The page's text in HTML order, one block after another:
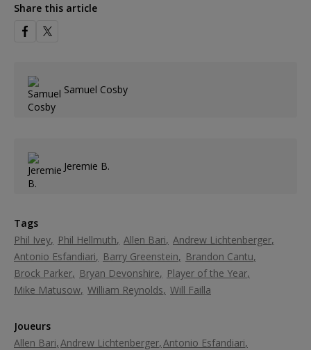
Share this article
Samuel Cosby
Jeremie B.
Tags
Phil Ivey
Phil Hellmuth Allen Bari Andrew Lichtenberger
Antonio Esfandiari
Barry Greenstein
Brandon Cantu
Brock Parker
Bryan Devonshire
Player of the Year
Mike Matusow William Reynolds Will Failla
Joueurs
Allen Bari Andrew Lichtenberger Antonio Esfandiari